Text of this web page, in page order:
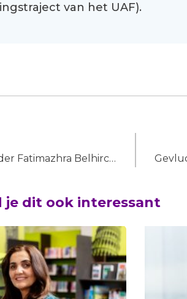
van het UAF).
Directeur-bestuurder Fatimazhra Belhirch kondigt vertrek UAF aan
je dit ook interessant